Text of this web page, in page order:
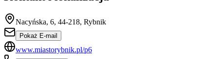
Nacyńska, 6, 44-218, Rybnik
Pokaż E-mail
www.miastorybnik.pl/p6